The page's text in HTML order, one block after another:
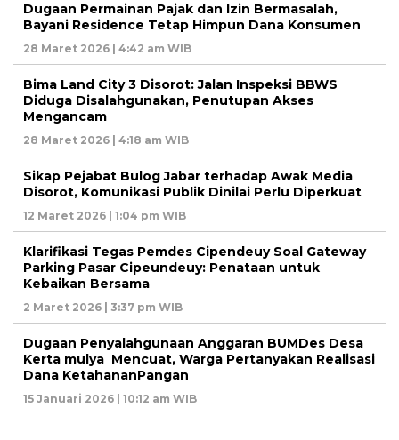
Dugaan Permainan Pajak dan Izin Bermasalah,
Bayani Residence Tetap Himpun Dana Konsumen
28 Maret 2026 | 4:42 am WIB
Bima Land City 3 Disorot: Jalan Inspeksi BBWS
Diduga Disalahgunakan, Penutupan Akses
Mengancam
28 Maret 2026 | 4:18 am WIB
Sikap Pejabat Bulog Jabar terhadap Awak Media
Disorot, Komunikasi Publik Dinilai Perlu Diperkuat
12 Maret 2026 | 1:04 pm WIB
Klarifikasi Tegas Pemdes Cipendeuy Soal Gateway
Parking Pasar Cipeundeuy: Penataan untuk
Kebaikan Bersama
2 Maret 2026 | 3:37 pm WIB
Dugaan Penyalahgunaan Anggaran BUMDes Desa
Kerta mulya Mencuat, Warga Pertanyakan Realisasi
Dana KetahananPangan
15 Januari 2026 | 10:12 am WIB